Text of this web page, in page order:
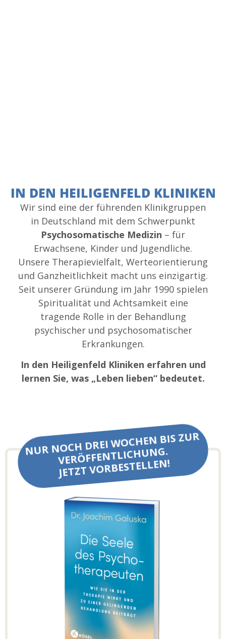
IN DEN HEILIGENFELD KLINIKEN
Wir sind eine der führenden Klinikgruppen
in Deutschland mit dem Schwerpunkt
Psychosomatische Medizin – für
Erwachsene, Kinder und Jugendliche.
Unsere Therapievielfalt, Werteorientierung
und Ganzheitlichkeit macht uns einzigartig.
Seit unserer Gründung im Jahr 1990 spielen
Spiritualität und Achtsamkeit eine
tragende Rolle in der Behandlung
psychischer und psychosomatischer
Erkrankungen.
In den Heiligenfeld Kliniken erfahren und
lernen Sie, was „Leben lieben“ bedeutet.
NUR NOCH DREI WOCHEN BIS ZUR
VERÖFFENTLICHUNG.
JETZT VORBESTELLEN!